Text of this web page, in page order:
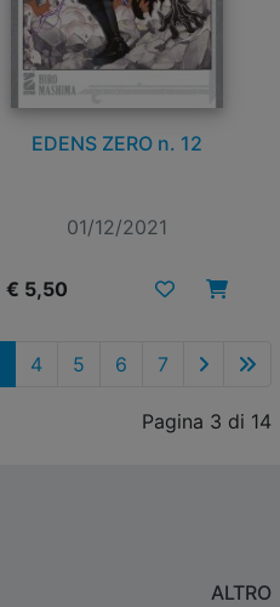
EDENS ZERO n. 12
01/12/2021
€ 5,50
4 5 6 7
Pagina 3 di 14
ALTRO